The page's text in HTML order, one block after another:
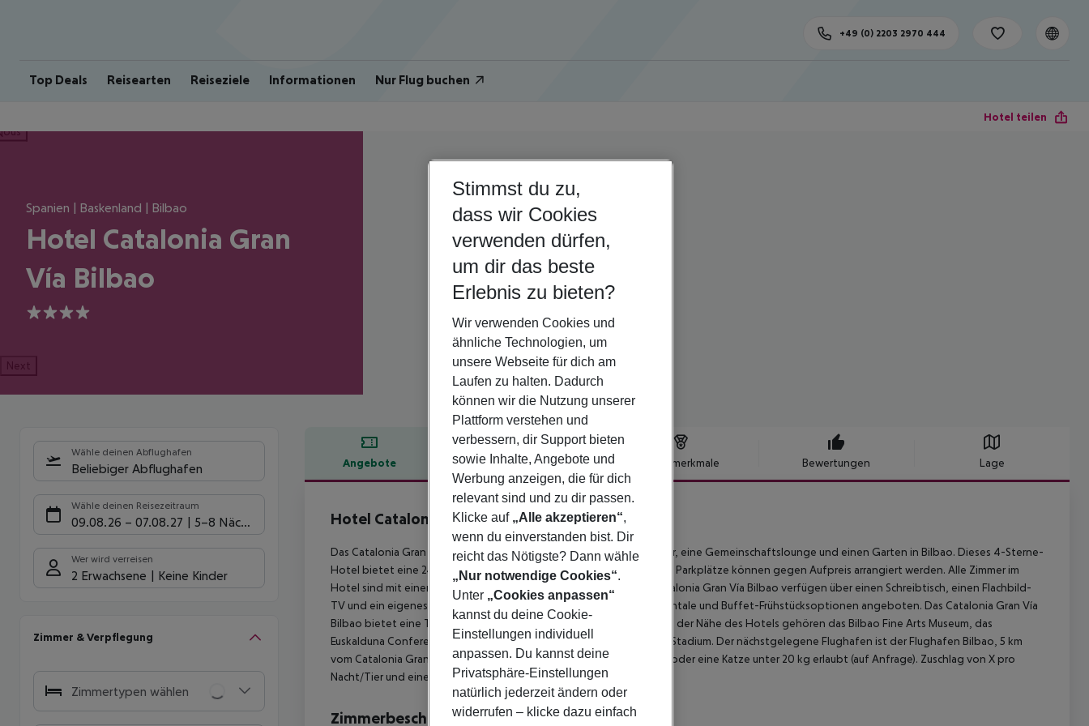
Top Deals Reisearten Reiseziele Informationen Nur Flug buchen
+49 (0) 2203 2970 444
Hotel teilen
Spanien | Baskenland | Bilbao
Hotel Catalonia Gran
Vía Bilbao
4
Next
Wähle deinen Abflughafen
Beliebiger Abflughafen
Wähle deinen Reisezeitraum
09.08.26 – 07.08.27 5-8 Nächte
Wer wird verreisen
2 Erwachsene Keine Kinder
Zimmer & Verpflegung
Zimmertypen wählen
Angebote Hotelbeschreibung Hotelmerkmale Bewertungen Lage
Hotelbeschreibung
Hotel Catalonia Gran Vía Bilbao
4
Das Catalonia Gran Vía Bilbao verfügt über ein Fitnesscenter, eine Bar, eine Gemeinschaftslounge und einen Garten in Bilbao. Dieses 4-Sterne-
Hotel bietet eine 24-Stunden-Rezeption und Zimmerservice. Private Parkplätze können gegen Aufpreis arrangiert werden. Alle Zimmer im
Hotel sind mit einem Wasserkocher ausgestattet. Die Zimmer im Catalonia Gran Vía Bilbao verfügen über einen Schreibtisch, einen Flachbild-
TV und ein eigenes Bad. Morgens werden in der Unterkunft kontinentale und Buffet-Frühstücksoptionen angeboten. Das Catalonia Gran Vía
Bilbao bietet eine Terrasse. Zu den beliebten Sehenswürdigkeiten in der Nähe des Hotels gehören das Bilbao Fine Arts Museum, das
Euskalduna Conference Centre and Concert Hall und das San Mamés Stadium. Der nächstgelegene Flughafen ist der Flughafen Bilbao, 5 km
vom Catalonia Gran Vía Bilbao entfernt. Pro Zimmer ist nur ein Hund oder eine Katze unter 20 kg erlaubt (auf Anfrage). Zuschlag von X pro
Nacht/Tier und eine Haustierkaution.
Zimmerbeschreibung
Stimmst du zu,
dass wir Cookies
verwenden dürfen,
um dir das beste
Erlebnis zu bieten?
Wir verwenden Cookies und
ähnliche Technologien, um
unsere Webseite für dich am
Laufen zu halten. Dadurch
können wir die Nutzung unserer
Plattform verstehen und
verbessern, dir Support bieten
sowie Inhalte, Angebote und
Werbung anzeigen, die für dich
relevant sind und zu dir passen.
Klicke auf „Alle akzeptieren“,
wenn du einverstanden bist. Dir
reicht das Nötigste? Dann wähle
„Nur notwendige Cookies“.
Unter „Cookies anpassen“
kannst du deine Cookie-
Einstellungen individuell
anpassen. Du kannst deine
Privatsphäre-Einstellungen
natürlich jederzeit ändern oder
widerrufen – klicke dazu einfach